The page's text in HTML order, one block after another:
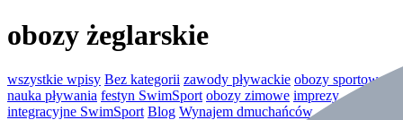
obozy żeglarskie
wszystkie wpisy Bez kategorii zawody pływackie obozy sportowe
nauka pływania festyn SwimSport obozy zimowe imprezy
integracyjne SwimSport Blog Wynajem dmuchańców